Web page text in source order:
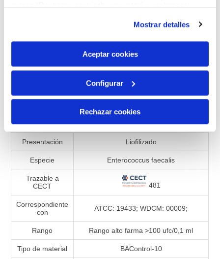
pulsas “Rechazar cookies”, equivaldrá a rechazar la
son indispensables para que el sitio web funcione y que
por tanto no se pueden desactivar. Puedes consultar
más información en nuestraPolítica de Cookies
Mostrar detalles
Aceptar cookies
Configurar
Rechazar cookies
Referencia 990303
Presentación Liofilizado
Especie Enterococcus faecalis
Trazable a
CECT
481
Correspondiente
con
ATCC: 19433; WDCM: 00009;
Rango Rango alto farma >100 ufc/0,1 ml
Tipo de material BAControl-10